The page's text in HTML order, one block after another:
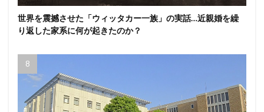
世界を震撼させた「ウィッタカー一族」の実話…近親婚を繰
り返した家系に何が起きたのか？